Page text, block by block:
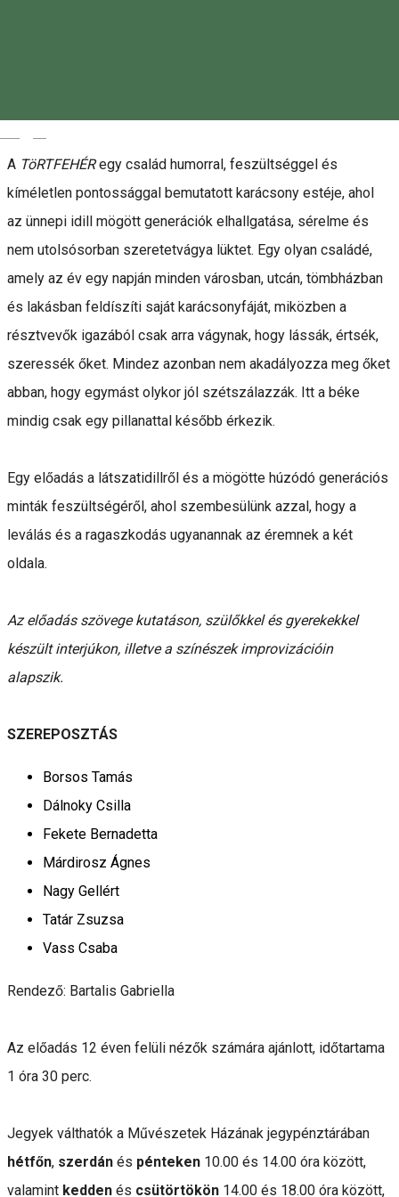
A TöRTFEHÉRegy család humorral, feszültséggel és
kíméletlen pontossággal bemutatott karácsony estéje, ahol
az ünnepi idill mögött generációk elhallgatása, sérelme és
nem utolsósorban szeretetvágya lüktet. Egy olyan családé,
amely az év egy napján minden városban, utcán, tömbházban
és lakásban feldíszíti saját karácsonyfáját, miközben a
résztvevők igazából csak arra vágynak, hogy lássák, értsék,
szeressék őket. Mindez azonban nem akadályozza meg őket
abban, hogy egymást olykor jól szétszálazzák. Itt a béke
mindig csak egy pillanattal később érkezik.
Egy előadás a látszatidillről és a mögötte húzódó generációs
minták feszültségéről, ahol szembesülünk azzal, hogy a
leválás és a ragaszkodás ugyanannak az éremnek a két
oldala.
Az előadás szövege kutatáson, szülőkkel és gyerekekkel
készült interjúkon, illetve a színészek improvizációin
alapszik.
SZEREPOSZTÁS
Borsos Tamás
Dálnoky Csilla
Fekete Bernadetta
Márdirosz Ágnes
Nagy Gellért
Tatár Zsuzsa
Vass Csaba
Rendező: Bartalis Gabriella
Az előadás 12 éven felüli nézők számára ajánlott, időtartama
1 óra 30 perc.
Jegyek válthatók a Művészetek Házának jegypénztárában
hétfőn, szerdán és pénteken 10.00 és 14.00 óra között,
valamint kedden és csütörtökön 14.00 és 18.00 óra között,